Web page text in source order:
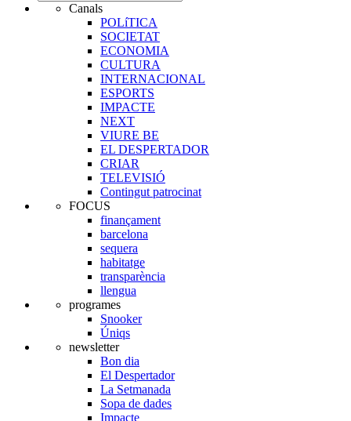
Canals
POLíTICA
SOCIETAT
ECONOMIA
CULTURA
INTERNACIONAL
ESPORTS
IMPACTE
NEXT
VIURE BE
EL DESPERTADOR
CRIAR
TELEVISIÓ
Contingut patrocinat
FOCUS
finançament
barcelona
sequera
habitatge
transparència
llengua
programes
Snooker
Úniqs
newsletter
Bon dia
El Despertador
La Setmanada
Sopa de dades
Impacte